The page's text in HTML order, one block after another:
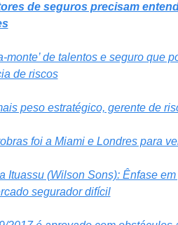
de seguros precisam
monte’ de talentos e seguro que
de riscos
peso estratégico, gerente de
foi a Miami e Londres para
Ituassu (Wilson Sons): Ênfase
segurador difícil